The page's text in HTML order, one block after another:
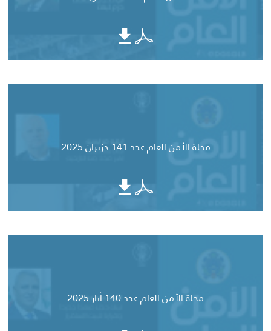
مجلة الأمن العام عدد 141 حزيران 2025
مجلة الأمن العام عدد 140 أيار 2025